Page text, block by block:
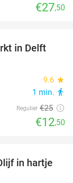
€27,50
50%
in Delft
9.6 star
1 min. directions_walk
Regulier €25
€12,50
26%
in hartje